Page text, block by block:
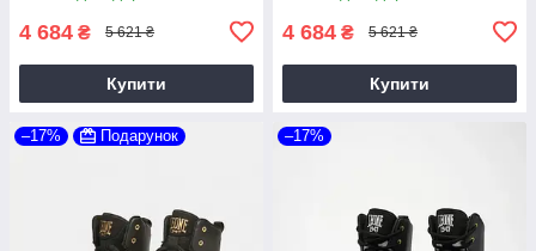
4 684 ₴ 5 621 ₴
Купити
4 684 ₴ 5 621 ₴
Купити
–17% Подарунок –17%